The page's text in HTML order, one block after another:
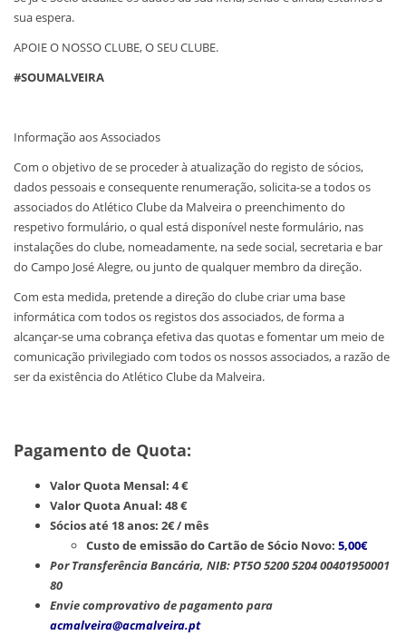
sua espera.
APOIE O NOSSO CLUBE, O SEU CLUBE.
#SOUMALVEIRA
Informação aos Associados
Com o objetivo de se proceder à atualização do registo de sócios,
dados pessoais e consequente renumeração, solicita-se a todos os
associados do Atlético Clube da Malveira o preenchimento do
respetivo formulário, o qual está disponível neste formulário, nas
instalações do clube, nomeadamente, na sede social, secretaria e bar
do Campo José Alegre, ou junto de qualquer membro da direção.
Com esta medida, pretende a direção do clube criar uma base
informática com todos os registos dos associados, de forma a
alcançar-se uma cobrança efetiva das quotas e fomentar um meio de
comunicação privilegiado com todos os nossos associados, a razão de
ser da existência do Atlético Clube da Malveira.
Pagamento de Quota:
Valor Quota Mensal: 4 €
Valor Quota Anual: 48 €
Sócios até 18 anos: 2€ / mês
Custo de emissão do Cartão de Sócio Novo: 5,00€
Por Transferência Bancária, NIB: PT5O 5200 5204 00401950001
80
Envie comprovativo de pagamento para
acmalveira@acmalveira.pt